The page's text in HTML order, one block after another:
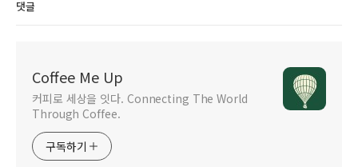
댓글
Coffee Me Up
커피로 세상을 잇다. Connecting The World
Through Coffee.
구독하기